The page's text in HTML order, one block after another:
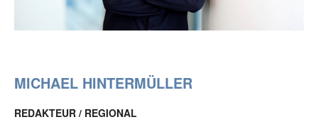
MICHAEL HINTERMÜLLER
REDAKTEUR / REGIONAL